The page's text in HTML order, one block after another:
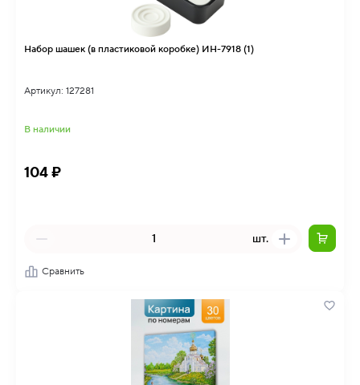
Набор шашек (в пластиковой коробке) ИН-7918 (1)
Артикул: 127281
В наличии
104 ₽
шт.
Сравнить